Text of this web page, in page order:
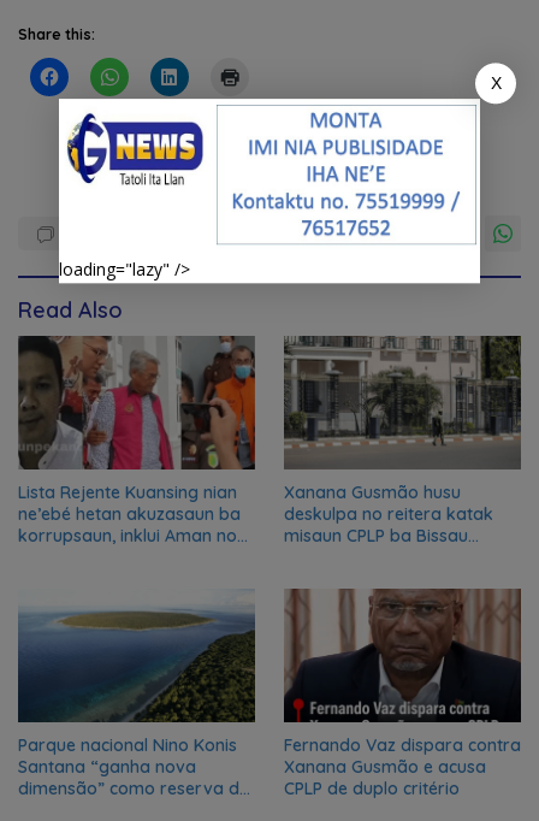
Share this:
Read Also
Lista Rejente Kuansing nian
ne’ebé hetan akuzasaun ba
korrupsaun, inklui Aman no
Xanana Gusmão husu
deskulpa no reitera katak
misaun CPLP ba Bissau
Parque nacional Nino Konis
Santana “ganha nova
dimensão” como reserva da
Fernando Vaz dispara contra
Xanana Gusmão e acusa
CPLP de duplo critério
X
loading="lazy" />